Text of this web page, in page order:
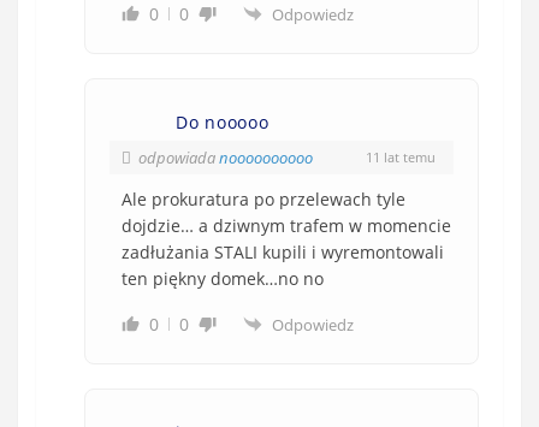
0
0 Odpowiedz
Do nooooo
odpowiadanoooooooooo 11 lat temu
Ale prokuratura po przelewach tyle
dojdzie… a dziwnym trafem w momencie
zadłużania STALI kupili i wyremontowali
ten piękny domek…no no
0
0 Odpowiedz